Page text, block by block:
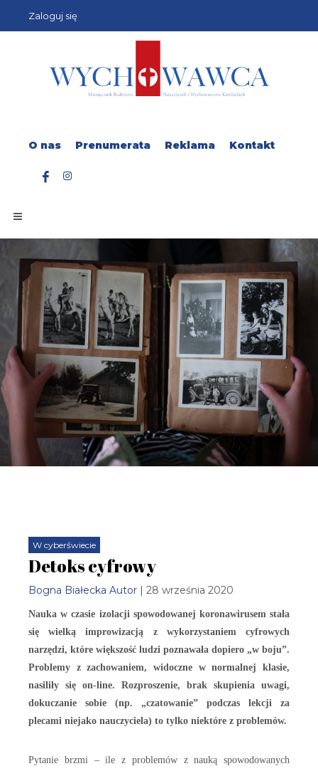
Zaloguj się
O nas Prenumerata Reklama Kontakt
W cyberświecie
Detoks cyfrowy
Bogna Białecka Autor | 28 września 2020
Nauka w czasie izolacji spowodowanej koronawirusem stała
się wielką improwizacją z wykorzystaniem cyfrowych
narzędzi, które większość ludzi poznawała dopiero „w boju”.
Problemy z zachowaniem, widoczne w normalnej klasie,
nasiliły się on-line. Rozproszenie, brak skupienia uwagi,
dokuczanie sobie (np. „czatowanie” podczas lekcji za
plecami niejako nauczyciela) to tylko niektóre z problemów.
Pytanie brzmi – ile z problemów z nauką spowodowanych